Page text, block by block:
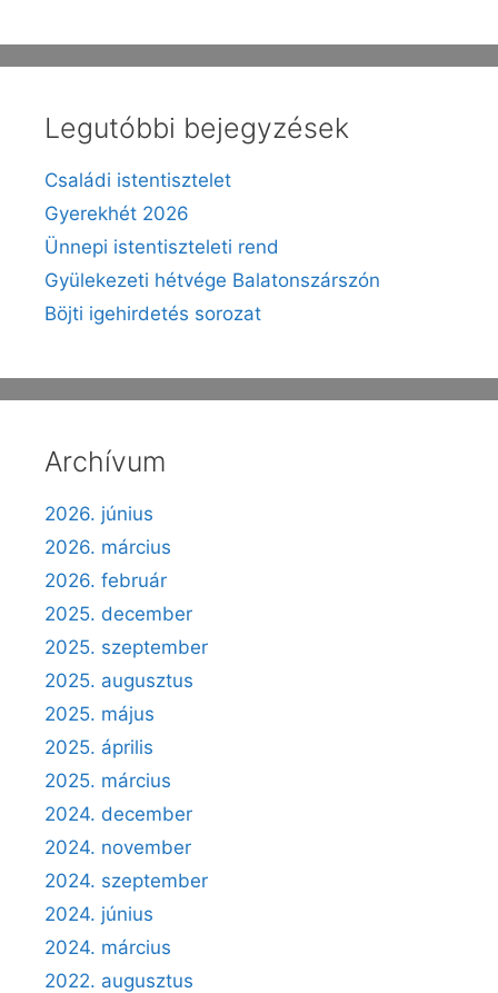
Legutóbbi bejegyzések
Családi istentisztelet
Gyerekhét 2026
Ünnepi istentiszteleti rend
Gyülekezeti hétvége Balatonszárszón
Böjti igehirdetés sorozat
Archívum
2026. június
2026. március
2026. február
2025. december
2025. szeptember
2025. augusztus
2025. május
2025. április
2025. március
2024. december
2024. november
2024. szeptember
2024. június
2024. március
2022. augusztus